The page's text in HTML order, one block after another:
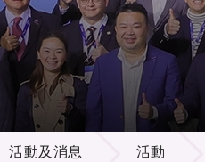
活動及消息 活動